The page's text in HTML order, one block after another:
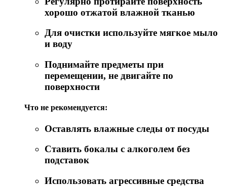
хорошо отжатой влажной тканью
Для очистки используйте мягкое мыло
и воду
Поднимайте предметы при
перемещении, не двигайте по
поверхности
Что не рекомендуется:
Оставлять влажные следы от посуды
Ставить бокалы с алкоголем без
подставок
Использовать агрессивные средства